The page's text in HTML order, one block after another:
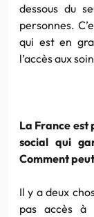
dessous du
personnes.
qui est en
l’accès aux
La France est
social qui
Comment
Il y a deux
pas accès à